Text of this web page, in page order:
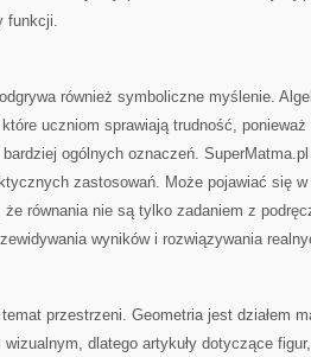
funkcji.
również symboliczne myślenie.
uczniom sprawiają trudność,
ogólnych oznaczeń.
zastosowań. Może pojawiać się
równania nie są tylko zadaniem z
wyników i rozwiązywania
przestrzeni. Geometria jest działem
dlatego artykuły dotyczące